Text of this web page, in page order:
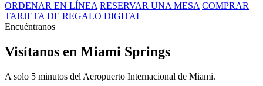
ORDENAR EN LÍNEA RESERVAR UNA MESA COMPRAR
TARJETA DE REGALO DIGITAL
Encuéntranos
Visítanos en Miami Springs
A solo 5 minutos del Aeropuerto Internacional de Miami.